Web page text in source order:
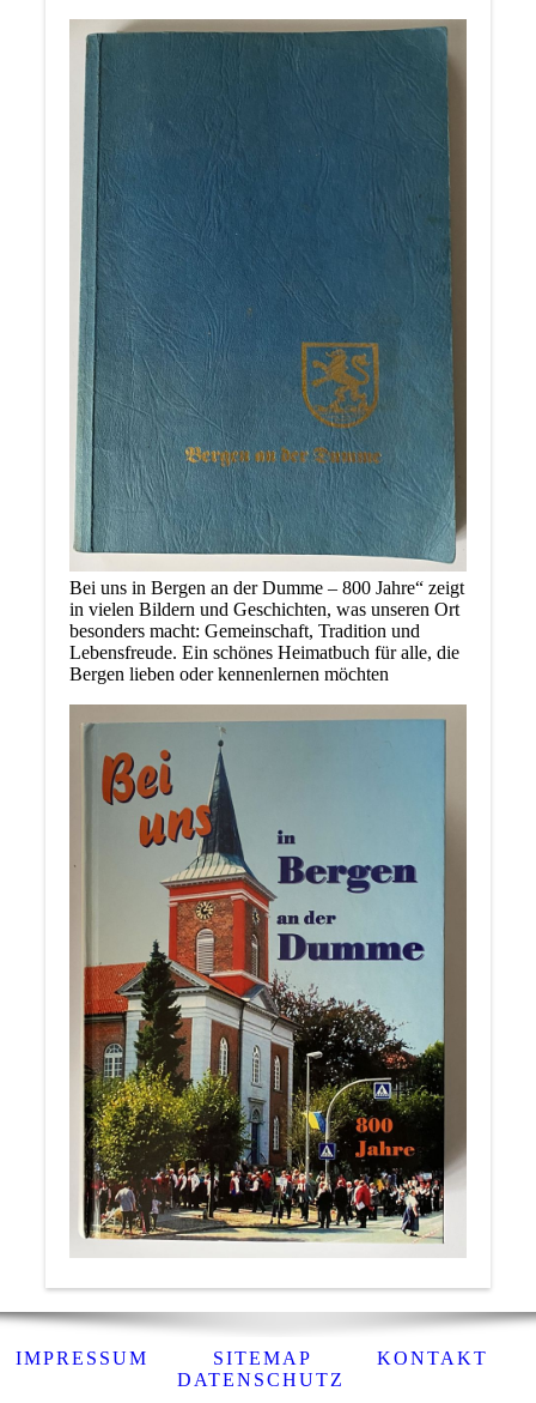
Bei uns in Bergen an der Dumme – 800 Jahre“ zeigt
in vielen Bildern und Geschichten, was unseren Ort
besonders macht: Gemeinschaft, Tradition und
Lebensfreude. Ein schönes Heimatbuch für alle, die
Bergen lieben oder kennenlernen möchten
IMPRESSUM SITEMAP
KONTAKT
DATENSCHUTZ